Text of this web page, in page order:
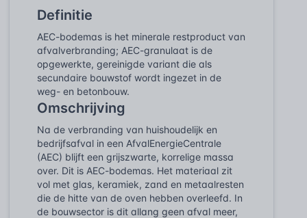
Definitie
AEC-bodemas is het minerale restproduct van
afvalverbranding; AEC-granulaat is de
opgewerkte, gereinigde variant die als
secundaire bouwstof wordt ingezet in de
weg- en betonbouw.
Omschrijving
Na de verbranding van huishoudelijk en
bedrijfsafval in een AfvalEnergieCentrale
(AEC) blijft een grijszwarte, korrelige massa
over. Dit is AEC-bodemas. Het materiaal zit
vol met glas, keramiek, zand en metaalresten
die de hitte van de oven hebben overleefd. In
de bouwsector is dit allang geen afval meer,